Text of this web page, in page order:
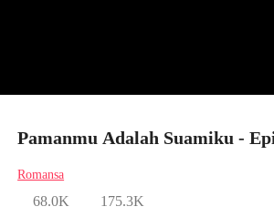
Pamanmu Adalah Suamiku -
Romansa
68.0K 175.3K